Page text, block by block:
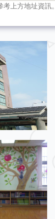
上方地址資訊。